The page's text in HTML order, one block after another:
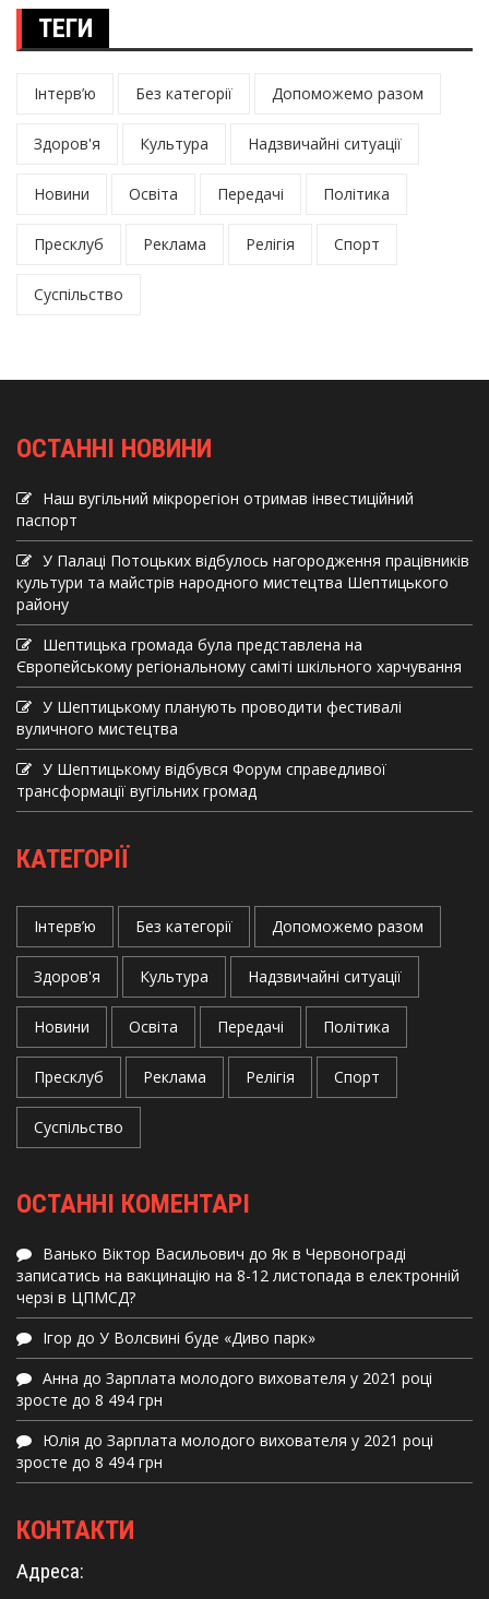
ТЕГИ
Інтерв’ю Без категорії Допоможемо разом
Здоров'я Культура Надзвичайні ситуації
Новини Освіта Передачі Політика
Пресклуб Реклама Релігія Спорт
Суспільство
ОСТАННІ НОВИНИ
Наш вугільний мікрорегіон отримав інвеcтиційний
паспорт
У Палаці Потоцьких відбулось нагородження працівників
культури та майстрів народного мистецтва Шептицького
району
Шептицька громада була представлена на
Європейському регіональному саміті шкільного харчування
У Шептицькому планують проводити фестивалі
вуличного мистецтва
У Шептицькому відбувся Форум справедливої
трансформації вугільних громад
КАТЕГОРІЇ
Інтерв’ю Без категорії Допоможемо разом
Здоров'я Культура Надзвичайні ситуації
Новини Освіта Передачі Політика
Пресклуб Реклама Релігія Спорт
Суспільство
ОСТАННІ КОМЕНТАРІ
Ванько Віктор Васильович до Як в Червонограді
записатись на вакцинацію на 8-12 листопада в електронній
черзі в ЦПМСД?
Ігор до У Волсвині буде «Диво парк»
Анна до Зарплата молодого вихователя у 2021 році
зросте до 8 494 грн
Юлія до Зарплата молодого вихователя у 2021 році
зросте до 8 494 грн
КОНТАКТИ
Адреса: